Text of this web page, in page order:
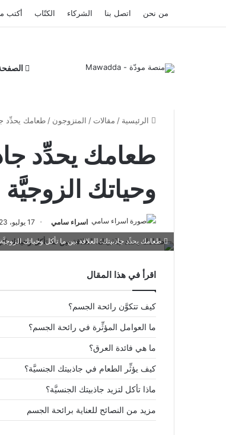
من نحن اتصل بنا الشركاء الكتّاب أكتب
الرئيسية / مقالات / المتزوجون / طعامك يحدِّد
طعامك يحدِّد
وحياتك الزوجيَّة
اسراء سامي 17 يوليو، 2023
طعامك يحدِّد جاذبيتك؛ العلاقة بين ما تأكل وحياتك الزوجيَّة
اقرأ في هذا المقال
كيف تتكوَّن رائحة الجسم؟
ما العوامل المؤثِّرة في رائحة الجسم؟
ما هي فائدة العرق؟
كيف يؤثِّر الطعام في جاذبيتك الجنسيَّة؟
ماذا تأكل لتزيد جاذبيتك الجنسيَّة؟
مزيد من النصائح للعناية برائحة الجسم